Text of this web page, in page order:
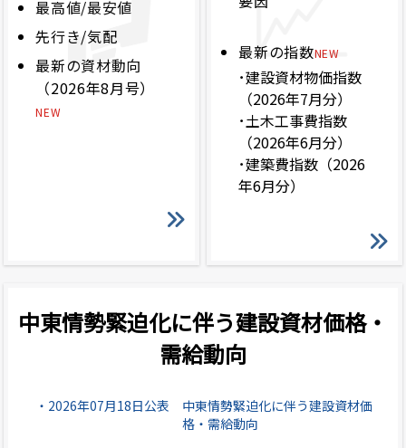
最高値/最安値
先行き/気配
最新の資材動向
（2026年8月号）
NEW
最新の指数NEW
･建設資材物価指数
（2026年7月分）
･土木工事費指数
（2026年6月分）
･建築費指数（2026
年6月分）
中東情勢緊迫化に伴う建設資材価格・
需給動向
・2026年07月18日公表 中東情勢緊迫化に伴う建設資材価
格・需給動向